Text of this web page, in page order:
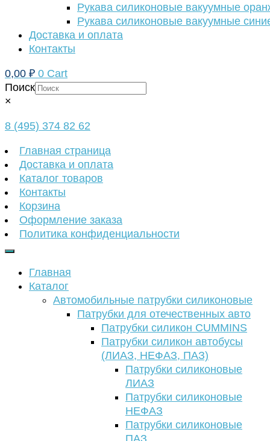
Рукава силиконовые вакуумные
Рукава силиконовые вакуумные
Доставка и оплата
Контакты
0,00 ₽ 0 Cart
Поиск
×
8 (495) 374 82 62
Главная страница
Доставка и оплата
Каталог товаров
Контакты
Корзина
Оформление заказа
Политика конфиденциальности
Главная
Каталог
Автомобильные патрубки силиконовые
Патрубки для отечественных авто
Патрубки силикон CUMMINS
Патрубки силикон автобусы
(ЛИАЗ, НЕФАЗ, ПАЗ)
Патрубки силиконовые
ЛИАЗ
Патрубки силиконовые
НЕФАЗ
Патрубки силиконовые
ПАЗ